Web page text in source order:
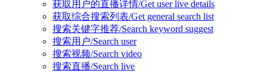
获取用户的直播详情/Get user live details
获取综合搜索列表/Get general search list
搜索关键字推荐/Search keyword suggest
搜索用户/Search user
搜索视频/Search video
搜索直播/Search live